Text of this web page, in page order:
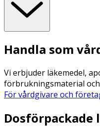
Handla som
Vi erbjuder läkemedel,
förbrukningsmaterial
För vårdgivare och
Dosförpackade